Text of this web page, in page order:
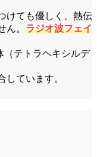
けても優しく、熱伝
ん。 ラジオ波フェイ
（テトラヘキシルデ
ています。